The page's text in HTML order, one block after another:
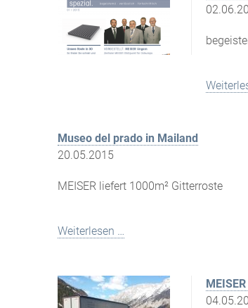
Museo del prado in Mailand
20.05.2015
MEISER liefert 1000m² Gitterroste
Weiterlesen …